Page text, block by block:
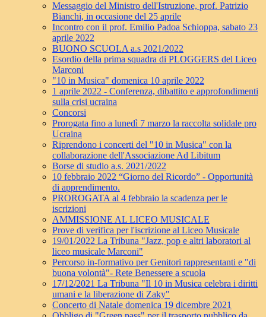
Messaggio del Ministro dell'Istruzione, prof. Patrizio
Bianchi, in occasione del 25 aprile
Incontro con il prof. Emilio Padoa Schioppa, sabato 23
aprile 2022
BUONO SCUOLA a.s 2021/2022
Esordio della prima squadra di PLOGGERS del Liceo
Marconi
"10 in Musica" domenica 10 aprile 2022
1 aprile 2022 - Conferenza, dibattito e approfondimenti
sulla crisi ucraina
Concorsi
Prorogata fino a lunedì 7 marzo la raccolta solidale pro
Ucraina
Riprendono i concerti del "10 in Musica" con la
collaborazione dell'Associazione Ad Libitum
Borse di studio a.s. 2021/2022
10 febbraio 2022 “Giorno del Ricordo” - Opportunità
di apprendimento.
PROROGATA al 4 febbraio la scadenza per le
iscrizioni
AMMISSIONE AL LICEO MUSICALE
Prove di verifica per l'iscrizione al Liceo Musicale
19/01/2022 La Tribuna "Jazz, pop e altri laboratori al
liceo musicale Marconi"
Percorso in-formativo per Genitori rappresentanti e "di
buona volontà"- Rete Benessere a scuola
17/12/2021 La Tribuna "Il 10 in Musica celebra i diritti
umani e la liberazione di Zaky"
Concerto di Natale domenica 19 dicembre 2021